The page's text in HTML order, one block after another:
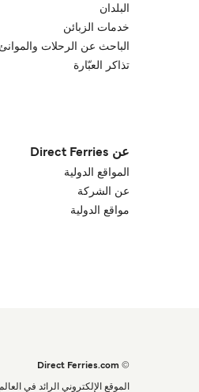
البلدان
خدمات الزبائن
الباحث عن الرحلات والموانئ
تذاكر العبّارة
عن Direct Ferries
المواقع الدولية
عن الشركة
مواقع الدولية
© Direct Ferries.com